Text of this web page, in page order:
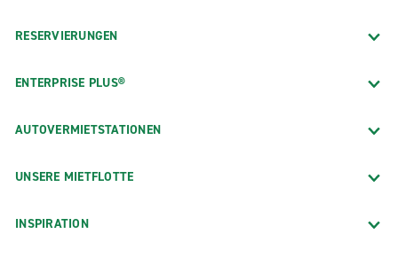
RESERVIERUNGEN
ENTERPRISE PLUS®
AUTOVERMIETSTATIONEN
UNSERE MIETFLOTTE
INSPIRATION